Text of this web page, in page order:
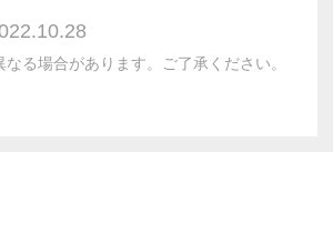
る場合があります。ご了承ください。